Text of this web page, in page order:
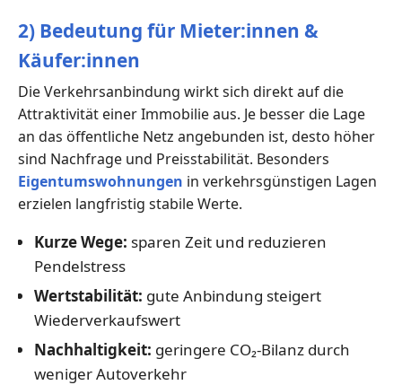
2) Bedeutung für Mieter:innen &
Käufer:innen
Die Verkehrsanbindung wirkt sich direkt auf die
Attraktivität einer Immobilie aus. Je besser die Lage
an das öffentliche Netz angebunden ist, desto höher
sind Nachfrage und Preisstabilität. Besonders
Eigentumswohnungen in verkehrsgünstigen Lagen
erzielen langfristig stabile Werte.
Kurze Wege: sparen Zeit und reduzieren
Pendelstress
Wertstabilität: gute Anbindung steigert
Wiederverkaufswert
Nachhaltigkeit: geringere CO₂-Bilanz durch
weniger Autoverkehr